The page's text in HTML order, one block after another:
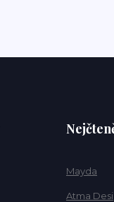
Mayda
Atma